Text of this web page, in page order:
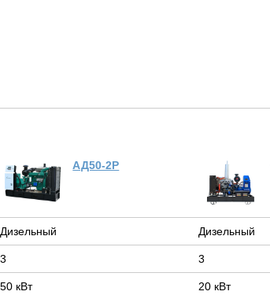
АД50-2Р
Дизельный
3
50 кВт
Дизельный
3
20 кВт